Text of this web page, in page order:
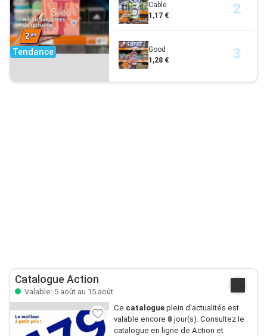
Tendance
Cable
1,17 €
Good
1,28 €
Catalogue Action
Valable: 5 août au 15 août
Ce catalogueplein d’actualités est
valable encore 8 jour(s). Consultez le
catalogue en ligne de Action et